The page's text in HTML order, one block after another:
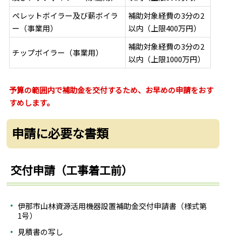
ペレットボイラー及び薪ボイラ
ー（事業用）
補助対象経費の3分の2
以内（上限400万円）
チップボイラー（事業用）
補助対象経費の3分の2
以内（上限1000万円）
予算の範囲内で補助金を交付するため、お早めの申請をおす
すめします。
申請に必要な書類
交付申請（工事着工前）
伊那市山林資源活用機器設置補助金交付申請書（様式第
1号）
見積書の写し